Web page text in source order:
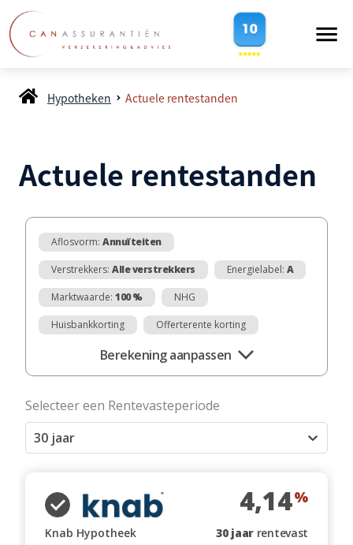
Hypotheken Actuele rentestanden
Actuele rentestanden